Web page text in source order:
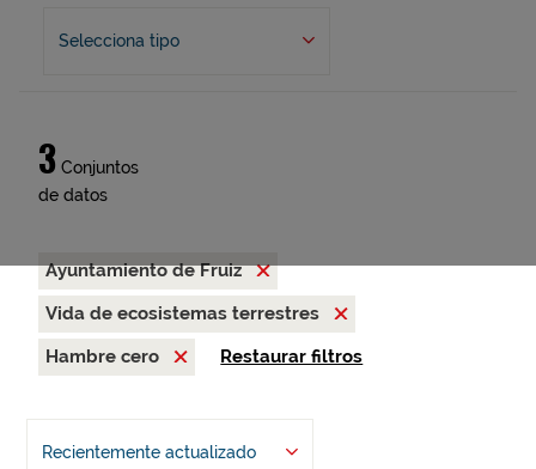
Selecciona tipo
3 Conjuntos
de datos
Ayuntamiento de Fruiz
Vida de ecosistemas terrestres
Hambre cero
Restaurar filtros
Recientemente actualizado